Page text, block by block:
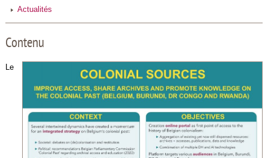
Actualités
Contenu
Le